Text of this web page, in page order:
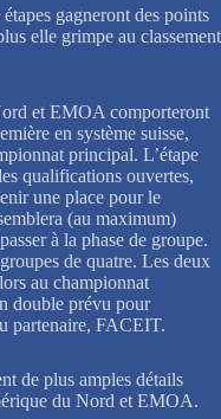
gagneront des points
elle grimpe au classement
et EMOA comporteront
en système suisse,
principal. L’étape
qualifications ouvertes,
une place pour le
(au maximum)
à la phase de groupe.
de quatre. Les deux
au championnat
double prévu pour
partenaire, FACEIT.
de plus amples détails
du Nord et EMOA.